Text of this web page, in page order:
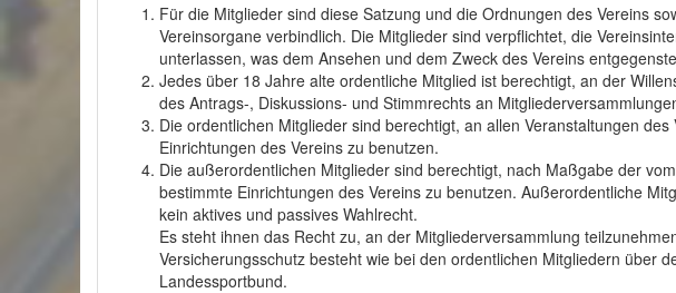
Für die Mitglieder sind diese Satzung und die Ordnungen des Vereins
Vereinsorgane verbindlich. Die Mitglieder sind verpflichtet, die
unterlassen, was dem Ansehen und dem Zweck des Vereins
Jedes über 18 Jahre alte ordentliche Mitglied ist berechtigt, an der
des Antrags-, Diskussions- und Stimmrechts an
Die ordentlichen Mitglieder sind berechtigt, an allen Veranstaltungen
Einrichtungen des Vereins zu benutzen.
Die außerordentlichen Mitglieder sind berechtigt, nach Maßgabe der
bestimmte Einrichtungen des Vereins zu benutzen. Außerordentliche
kein aktives und passives Wahlrecht.
Es steht ihnen das Recht zu, an der Mitgliederversammlung
Versicherungsschutz besteht wie bei den ordentlichen Mitgliedern über
Landessportbund.